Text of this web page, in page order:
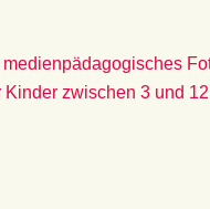
medienpädagogisches
Kinder zwischen 3 und